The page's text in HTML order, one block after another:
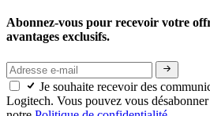
Abonnez-vous pour recevoir votre
avantages exclusifs.
Je souhaite recevoir des
Logitech. Vous pouvez vous